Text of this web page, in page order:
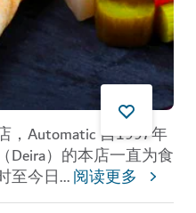
，Automatic 自1997年
Deira）的本店一直为食
至今日...阅读更多